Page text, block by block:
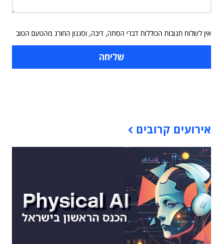
אין לשלוח תגובות הכוללות דברי הסתה, דיבה, וסגנון החורג מהטעם הטוב
אירועים קרובים